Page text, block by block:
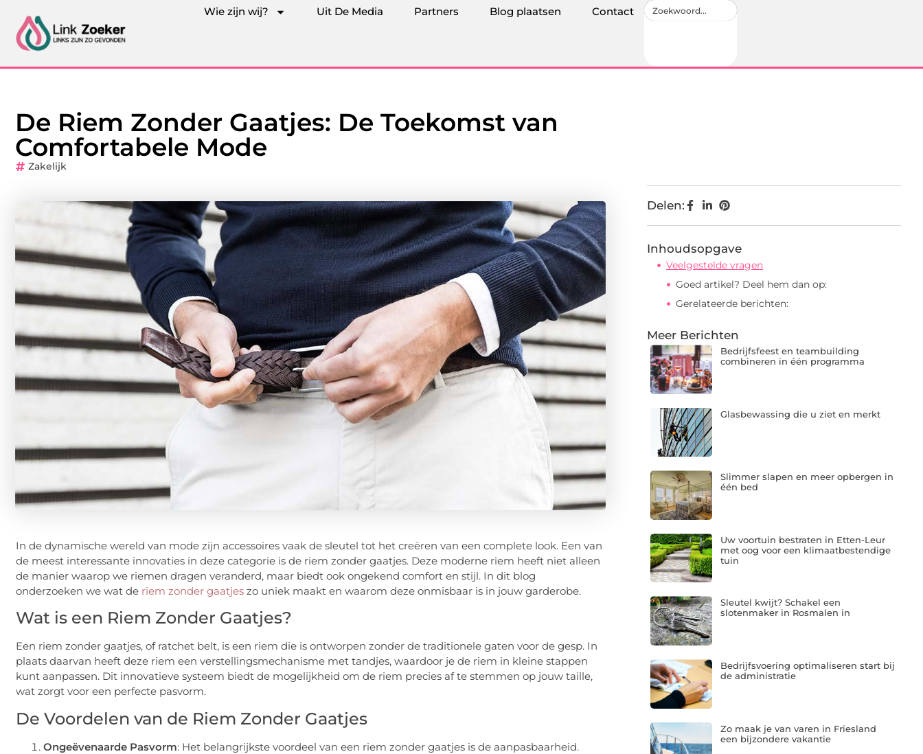
Wie zijn wij? Uit De Media Partners Blog plaatsen Contact
De Riem Zonder Gaatjes: De Toekomst van
Comfortabele Mode
Zakelijk
In de dynamische wereld van mode zijn accessoires vaak de sleutel tot het creëren van een complete look. Een van
de meest interessante innovaties in deze categorie is de riem zonder gaatjes. Deze moderne riem heeft niet alleen
de manier waarop we riemen dragen veranderd, maar biedt ook ongekend comfort en stijl. In dit blog
onderzoeken we wat de riem zonder gaatjes zo uniek maakt en waarom deze onmisbaar is in jouw garderobe.
Wat is een Riem Zonder Gaatjes?
Een riem zonder gaatjes, of ratchet belt, is een riem die is ontworpen zonder de traditionele gaten voor de gesp. In
plaats daarvan heeft deze riem een verstellingsmechanisme met tandjes, waardoor je de riem in kleine stappen
kunt aanpassen. Dit innovatieve systeem biedt de mogelijkheid om de riem precies af te stemmen op jouw taille,
wat zorgt voor een perfecte pasvorm.
De Voordelen van de Riem Zonder Gaatjes
Ongeëvenaarde Pasvorm: Het belangrijkste voordeel van een riem zonder gaatjes is de aanpasbaarheid.
Delen:
Inhoudsopgave
Veelgestelde vragen
Goed artikel? Deel hem dan op:
Gerelateerde berichten:
Meer Berichten
Bedrijfsfeest en teambuilding
combineren in één programma
Glasbewassing die u ziet en merkt
Slimmer slapen en meer opbergen in
één bed
Uw voortuin bestraten in Etten-Leur
met oog voor een klimaatbestendige
tuin
Sleutel kwijt? Schakel een
slotenmaker in Rosmalen in
Bedrijfsvoering optimaliseren start bij
de administratie
Zo maak je van varen in Friesland
een bijzondere vakantie